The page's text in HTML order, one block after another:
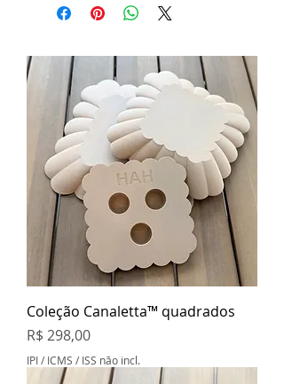
Coleção Canaletta™ quadrados
Preço
R$ 298,00
IPI / ICMS / ISS não incl.